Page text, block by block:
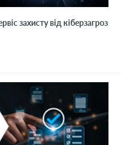
захисту від кіберзагроз